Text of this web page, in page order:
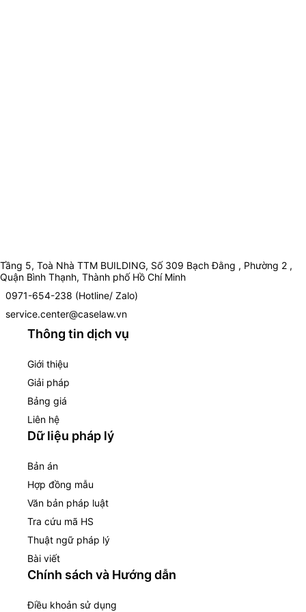
Tầng 5, Toà Nhà TTM BUILDING, Số 309 Bạch Đằng , Phường 2 ,
Quận Bình Thạnh, Thành phố Hồ Chí Minh
0971-654-238 (Hotline/ Zalo)
service.center@caselaw.vn
Thông tin dịch vụ
Giới thiệu
Giải pháp
Bảng giá
Liên hệ
Dữ liệu pháp lý
Bản án
Hợp đồng mẫu
Văn bản pháp luật
Tra cứu mã HS
Thuật ngữ pháp lý
Bài viết
Chính sách và Hướng dẫn
Điều khoản sử dụng